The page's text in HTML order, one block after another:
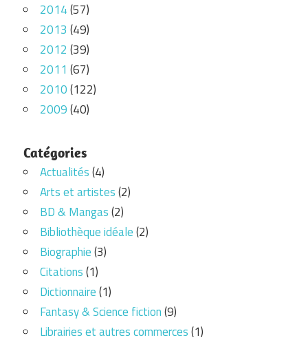
2014(57)
2013 (49)
2012 (39)
2011 (67)
2010(122)
2009(40)
Catégories
Actualités(4)
Arts et artistes(2)
BD & Mangas(2)
Bibliothèque idéale(2)
Biographie(3)
Citations(1)
Dictionnaire(1)
Fantasy & Science fiction(9)
Librairies et autres commerces(1)